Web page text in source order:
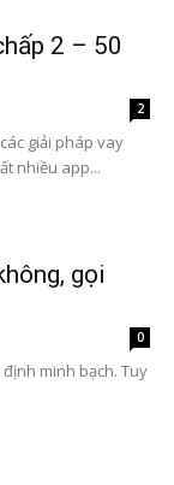
2 – 50
2
giải pháp vay
nhiều app...
gọi
0
minh bạch. Tuy